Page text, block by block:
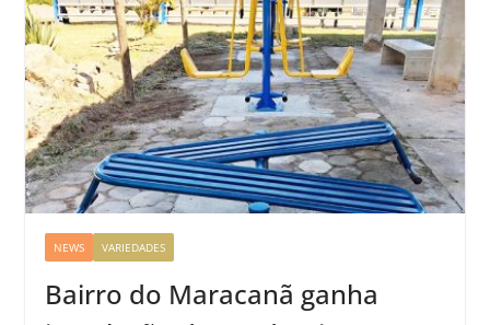
NEWS VARIEDADES
Bairro do Maracanã ganha